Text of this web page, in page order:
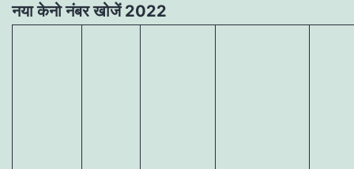
नया केनो नंबर खोजें 2022